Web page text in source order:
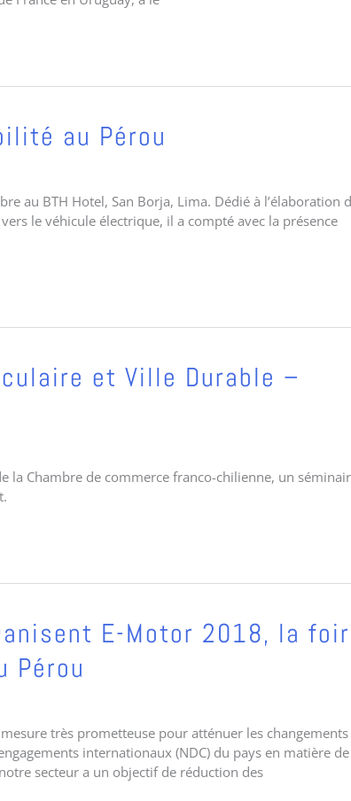
au Pérou
au BTH Hotel, San Borja, Lima. Dédié à l’élaboration
le véhicule électrique, il a compté avec la présence
et Ville Durable –
la Chambre de commerce franco-chilienne, un
E-Motor 2018, la
Pérou
très prometteuse pour atténuer les changements
internationaux (NDC) du pays en matière de
secteur a un objectif de réduction des